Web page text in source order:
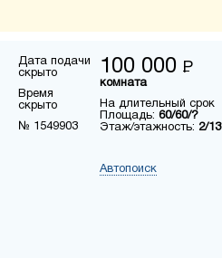
Дата подачи
скрыто
Время
скрыто
№ 1549903
100 000 Р
комната
На длительный срок
Площадь: 60/60/?
Этаж/этажность: 2/13
Автопоиск